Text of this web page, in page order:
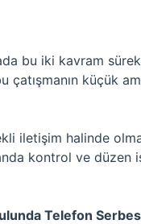
bu iki kavram
çatışmanın küçük
iletişim halinde
kontrol ve düzen
Telefon